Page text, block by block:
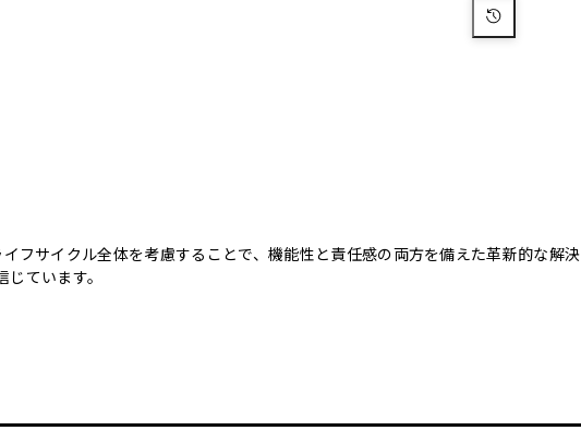
フサイクル全体を考慮することで、機能性と責任感の両方を備えた革新的な解決
ています。